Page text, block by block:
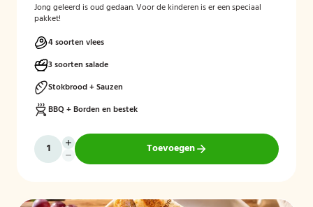
Jong geleerd is oud gedaan. Voor de kinderen is er een speciaal
pakket!
4 soorten vlees
3 soorten salade
Stokbrood + Sauzen
BBQ + Borden en bestek
Toevoegen